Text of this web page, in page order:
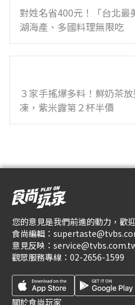
對姓名省400元！「台北最
湖海產、多國料理無限吃
３家手搖爆多料！鮮奶茶
凍，紫米露第２杯半價
您的意見是我們前進的動力，歡
食尚編輯：
意見反映：
觀眾服務專線： 02-2656-1599
關於食尚玩家